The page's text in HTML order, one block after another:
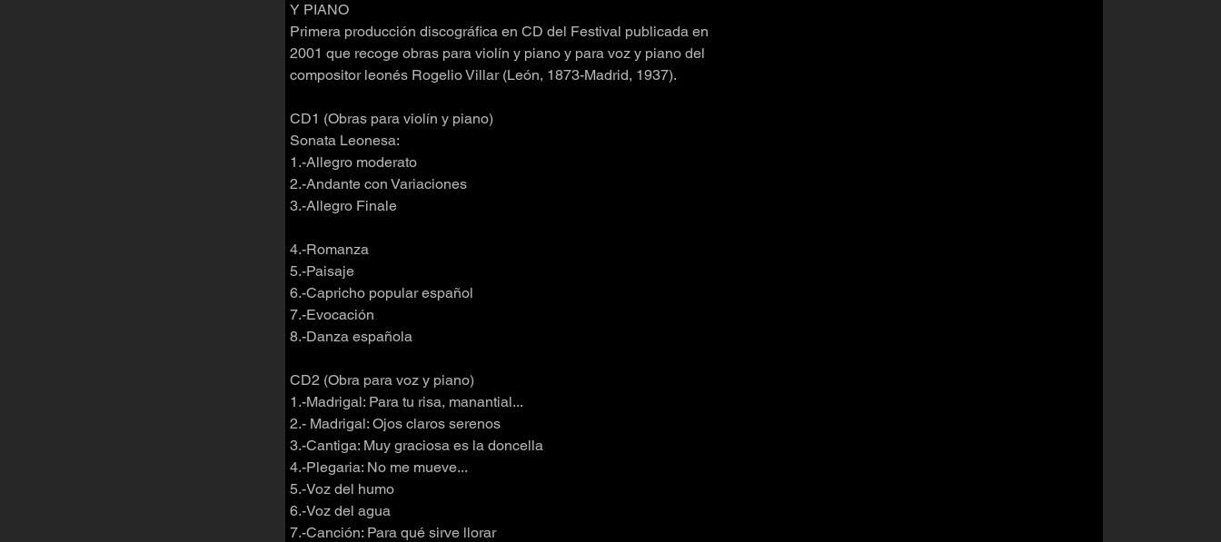
Y PIANO
Primera producción discográfica en CD del Festival publicada en
2001 que recoge obras para violín y piano y para voz y piano del
compositor leonés Rogelio Villar (León, 1873-Madrid, 1937).
CD1 (Obras para violín y piano)
Sonata Leonesa:
1.-Allegro moderato
2.-Andante con Variaciones
3.-Allegro Finale
4.-Romanza
5.-Paisaje
6.-Capricho popular español
7.-Evocación
8.-Danza española
CD2 (Obra para voz y piano)
1.-Madrigal: Para tu risa, manantial...
2.- Madrigal: Ojos claros serenos
3.-Cantiga: Muy graciosa es la doncella
4.-Plegaria: No me mueve...
5.-Voz del humo
6.-Voz del agua
7.-Canción: Para qué sirve llorar